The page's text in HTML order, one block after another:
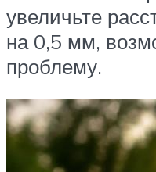
увеличьте
на 0,5 мм,
проблему.